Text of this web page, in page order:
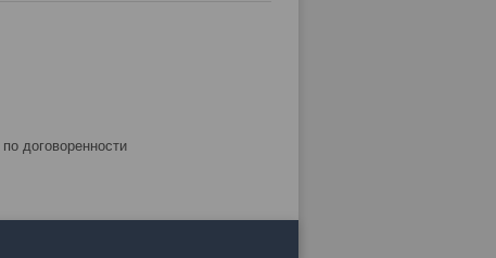
по договоренности